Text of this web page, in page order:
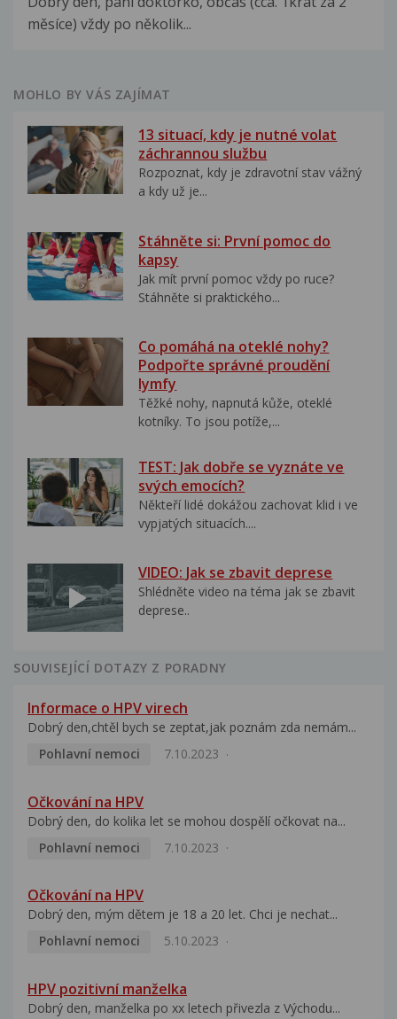
měsíce) vždy po několik...
MOHLO BY VÁS ZAJÍMAT
13 situací, kdy je nutné volat
záchrannou službu
Rozpoznat, kdy je zdravotní stav vážný
a kdy už je...
Stáhněte si: První pomoc do
kapsy
Jak mít první pomoc vždy po ruce?
Stáhněte si praktického...
Co pomáhá na oteklé nohy?
Podpořte správné proudění
lymfy
Těžké nohy, napnutá kůže, oteklé
kotníky. To jsou potíže,...
TEST: Jak dobře se vyznáte ve
svých emocích?
Někteří lidé dokážou zachovat klid i ve
vypjatých situacích....
VIDEO: Jak se zbavit deprese
Shlédněte video na téma jak se zbavit
deprese..
SOUVISEJÍCÍ DOTAZY Z PORADNY
Informace o HPV virech
Dobrý den,chtěl bych se zeptat,jak poznám zda nemám...
Pohlavní nemoci
7.10.2023
Očkování na HPV
Dobrý den, do kolika let se mohou dospělí očkovat na...
Pohlavní nemoci
7.10.2023
Očkování na HPV
Dobrý den, mým dětem je 18 a 20 let. Chci je nechat...
Pohlavní nemoci
5.10.2023
HPV pozitivní manželka
Dobrý den, manželka po xx letech přivezla z Východu...